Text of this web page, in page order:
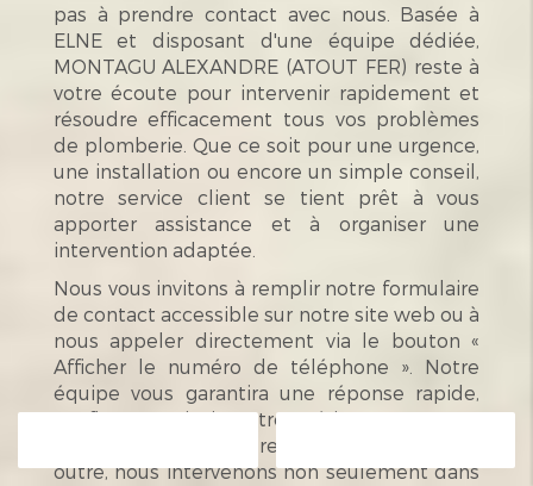
pas à prendre contact avec nous. Basée à
ELNE et disposant d'une équipe dédiée,
MONTAGU ALEXANDRE (ATOUT FER) reste à
votre écoute pour intervenir rapidement et
résoudre efficacement tous vos problèmes
de plomberie. Que ce soit pour une urgence,
une installation ou encore un simple conseil,
notre service client se tient prêt à vous
apporter assistance et à organiser une
intervention adaptée.
Nous vous invitons à remplir notre formulaire
de contact accessible sur notre site web ou à
nous appeler directement via le bouton «
Afficher le numéro de téléphone ». Notre
équipe vous garantira une réponse rapide,
confirmant ainsi notre sérieux et notre
engagement à assurer votre confort. En
outre, nous intervenons non seulement dans